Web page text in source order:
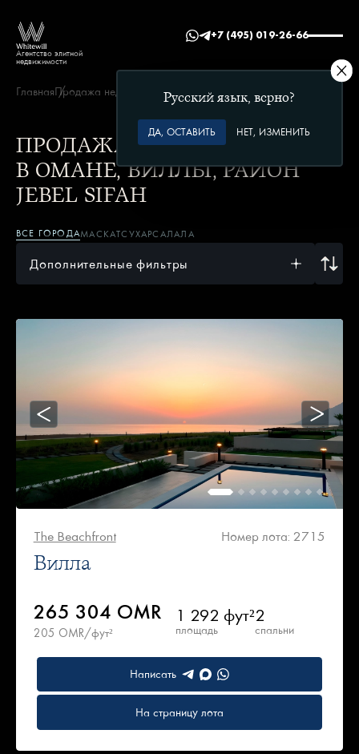
Агентство элитной
недвижимости
+7 (495) 019-26-66
ГлавнаяПродажа недвижимости в Омане Район Jebel Sifah
ПРОДАЖА НЕДВИЖИМОСТИ
В ОМАНЕ, ВИЛЛЫ, РАЙОН
JEBEL SIFAH
ВСЕ ГОРОДАМАСКАТСУХАРСАЛАЛА
Дополнительные фильтры
The Beachfront Номер лота: 2715
Вилла
265 304 OMR
205 OMR/фут²
1 292 фут²
площадь
2
спальни
Написать
На страницу лота
Русский язык, верно?
ДА, ОСТАВИТЬ НЕТ, ИЗМЕНИТЬ